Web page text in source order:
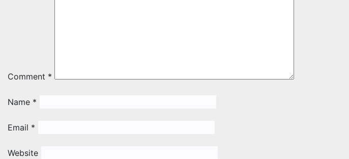
Comment *
Name *
Email *
Website